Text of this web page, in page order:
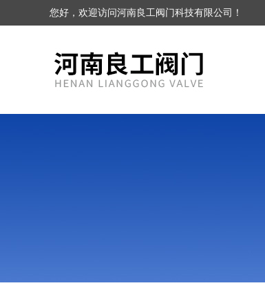
您好，欢迎访问河南良工阀门科技有限公司！